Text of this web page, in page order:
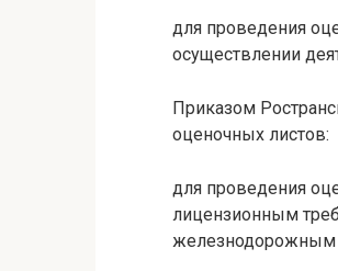
для проведения
осуществлении
Приказом
оценочных листов:
для проведения
лицензионным
железнодорожным